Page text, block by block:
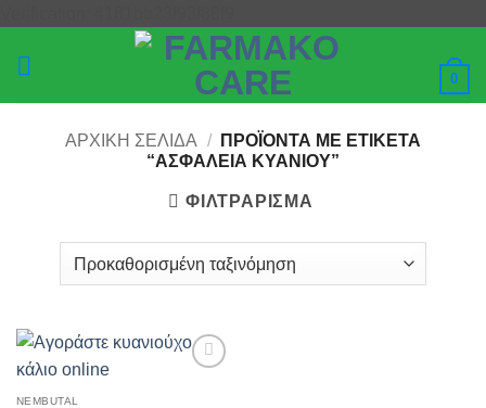
στο
περιεχόμενο
0
ΑΡΧΙΚΉ ΣΕΛΊΔΑ /
ΠΡΟΪΌΝΤΑ ΜΕ ΕΤΙΚΈΤΑ
“ΑΣΦΆΛΕΙΑ ΚΥΑΝΊΟΥ”
ΦΙΛΤΡΆΡΙΣΜΑ
NEMBUTAL